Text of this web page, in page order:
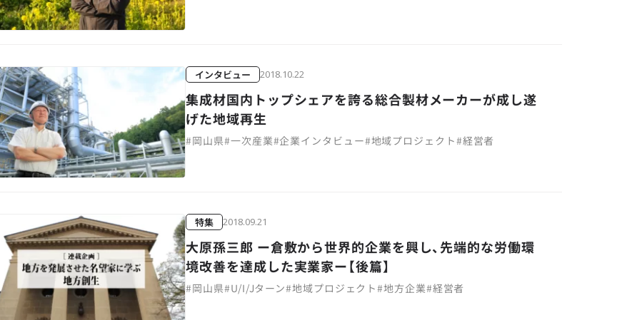
インタビュー 2018.10.22
集成材国内トップシェアを誇る総合製材メーカーが成し遂
げた地域再生
#岡山県#一次産業#企業インタビュー#地域プロジェクト#経営者
特集 2018.09.21
大原孫三郎 ー倉敷から世界的企業を興し、先端的な労働環
境改善を達成した実業家ー【後篇】
#岡山県#U/I/Jターン#地域プロジェクト#地方企業#経営者